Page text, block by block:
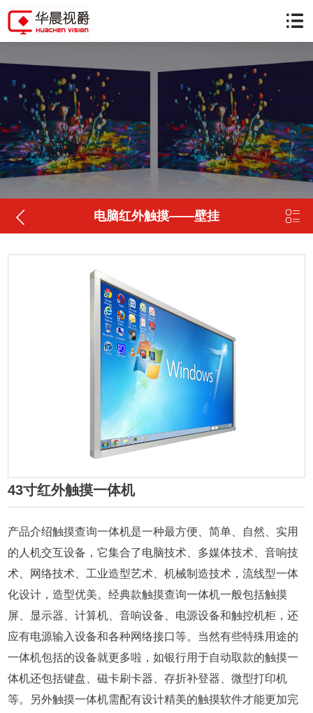
 电脑红外触摸——壁挂 
43寸红外触摸一体机
产品介绍触摸查询一体机是一种最方便、简单、自然、实用
的人机交互设备，它集合了电脑技术、多媒体技术、音响技
术、网络技术、工业造型艺术、机械制造技术，流线型一体
化设计，造型优美。经典款触摸查询一体机一般包括触摸
屏、显示器、计算机、音响设备、电源设备和触控机柜，还
应有电源输入设备和各种网络接口等。当然有些特殊用途的
一体机包括的设备就更多啦，如银行用于自动取款的触摸一
体机还包括键盘、磁卡刷卡器、存折补登器、微型打印机
等。另外触摸一体机需配有设计精美的触摸软件才能更加完